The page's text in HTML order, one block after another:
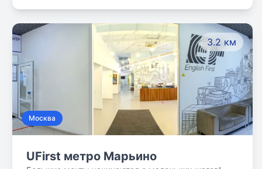
частная школа.
3.2 км
Москва
UFirst метро Марьино